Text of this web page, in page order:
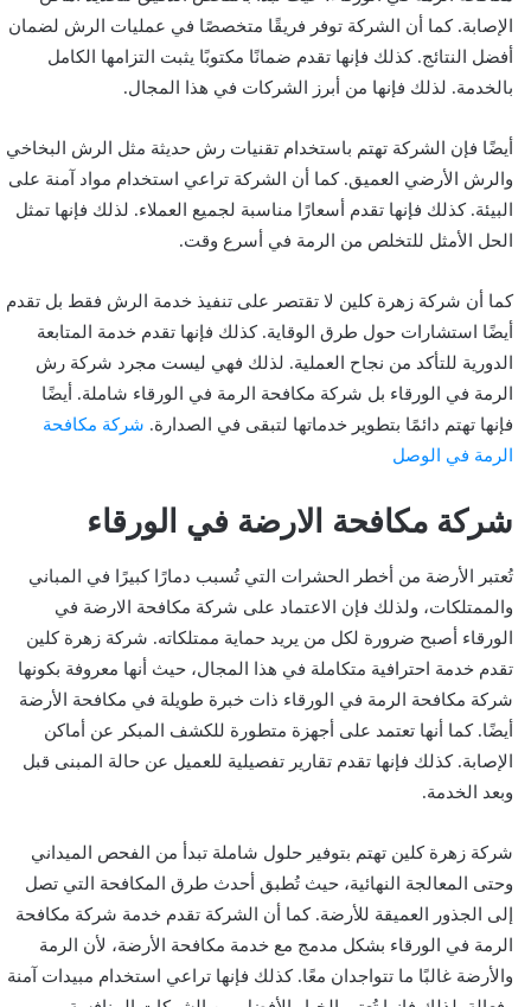
الإصابة. كما أن الشركة توفر فريقًا متخصصًا في عمليات الرش لضمان
أفضل النتائج. كذلك فإنها تقدم ضمانًا مكتوبًا يثبت التزامها الكامل
بالخدمة. لذلك فإنها من أبرز الشركات في هذا المجال.
أيضًا فإن الشركة تهتم باستخدام تقنيات رش حديثة مثل الرش البخاخي
والرش الأرضي العميق. كما أن الشركة تراعي استخدام مواد آمنة على
البيئة. كذلك فإنها تقدم أسعارًا مناسبة لجميع العملاء. لذلك فإنها تمثل
الحل الأمثل للتخلص من الرمة في أسرع وقت.
كما أن شركة زهرة كلين لا تقتصر على تنفيذ خدمة الرش فقط بل تقدم
أيضًا استشارات حول طرق الوقاية. كذلك فإنها تقدم خدمة المتابعة
الدورية للتأكد من نجاح العملية. لذلك فهي ليست مجرد شركة رش
الرمة في الورقاء بل شركة مكافحة الرمة في الورقاء شاملة. أيضًا
فإنها تهتم دائمًا بتطوير خدماتها لتبقى في الصدارة. شركة مكافحة
الرمة في الوصل
شركة مكافحة الارضة في الورقاء
تُعتبر الأرضة من أخطر الحشرات التي تُسبب دمارًا كبيرًا في المباني
والممتلكات، ولذلك فإن الاعتماد على شركة مكافحة الارضة في
الورقاء أصبح ضرورة لكل من يريد حماية ممتلكاته. شركة زهرة كلين
تقدم خدمة احترافية متكاملة في هذا المجال، حيث أنها معروفة بكونها
شركة مكافحة الرمة في الورقاء ذات خبرة طويلة في مكافحة الأرضة
أيضًا. كما أنها تعتمد على أجهزة متطورة للكشف المبكر عن أماكن
الإصابة. كذلك فإنها تقدم تقارير تفصيلية للعميل عن حالة المبنى قبل
وبعد الخدمة.
شركة زهرة كلين تهتم بتوفير حلول شاملة تبدأ من الفحص الميداني
وحتى المعالجة النهائية، حيث تُطبق أحدث طرق المكافحة التي تصل
إلى الجذور العميقة للأرضة. كما أن الشركة تقدم خدمة شركة مكافحة
الرمة في الورقاء بشكل مدمج مع خدمة مكافحة الأرضة، لأن الرمة
والأرضة غالبًا ما تتواجدان معًا. كذلك فإنها تراعي استخدام مبيدات آمنة